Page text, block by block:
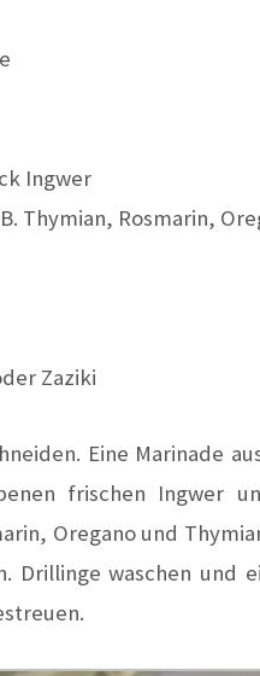
Ingwer
Thymian, Rosmarin,
Zaziki
Eine Marinade
frischen Ingwer
Oregano und
Drillinge waschen und